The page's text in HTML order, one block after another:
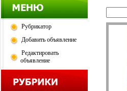
Рубрикатор
Добавить объявление
Редактировать
объявление